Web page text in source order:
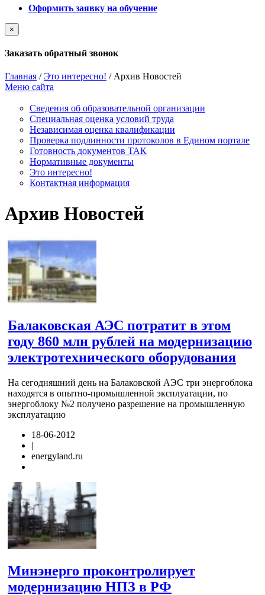
Оформить заявку на обучение
×
Заказать обратный звонок
Главная /Это интересно! / Архив Новостей
Меню сайта
Сведения об образовательной организации
Cпециальная оценка условий труда
Независимая оценка квалификации
Проверка подлинности протоколов в Едином портале
Готовность документов ТАК
Нормативные документы
Это интересно!
Контактная информация
Архив Новостей
Балаковская АЭС потратит в этом
году 860 млн рублей на модернизацию
электротехнического оборудования
На сегодняшний день на Балаковской АЭС три энергоблока
находятся в опытно-промышленной эксплуатации, по
энергоблоку №2 получено разрешение на промышленную
эксплуатацию
18-06-2012
|
energyland.ru
Минэнерго проконтролирует
модернизацию НПЗ в РФ